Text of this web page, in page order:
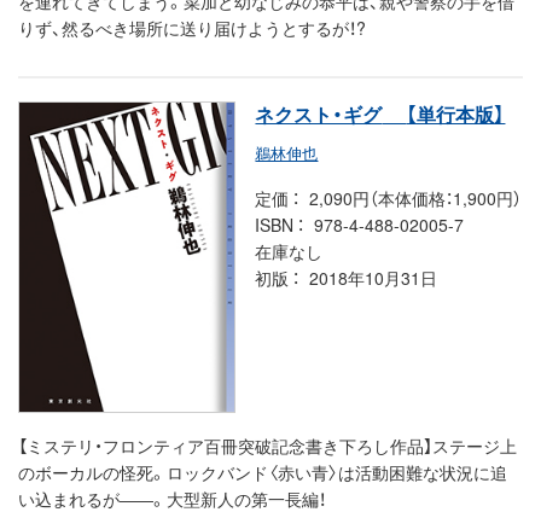
りず、然るべき場所に送り届けようとするが！?
ネクスト・ギグ 【単行本版】
鵜林伸也
定価
2,090円（本体価格：1,900円）
ISBN
978-4-488-02005-7
在庫なし
初版
2018年10月31日
【ミステリ・フロンティア百冊突破記念書き下ろし作品】ステージ上
のボーカルの怪死。ロックバンド〈赤い青〉は活動困難な状況に追
い込まれるが――。大型新人の第一長編！